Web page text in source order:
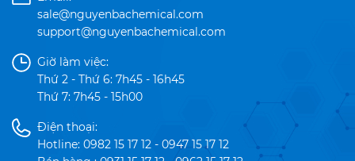
sale@nguyenbachemical.com
support@nguyenbachemical.com
Giờ làm việc:
Thứ 2 - Thứ 6: 7h45 - 16h45
Thứ 7: 7h45 - 15h00
Điện thoại:
Hotline: 0982 15 17 12 - 0947 15 17 12